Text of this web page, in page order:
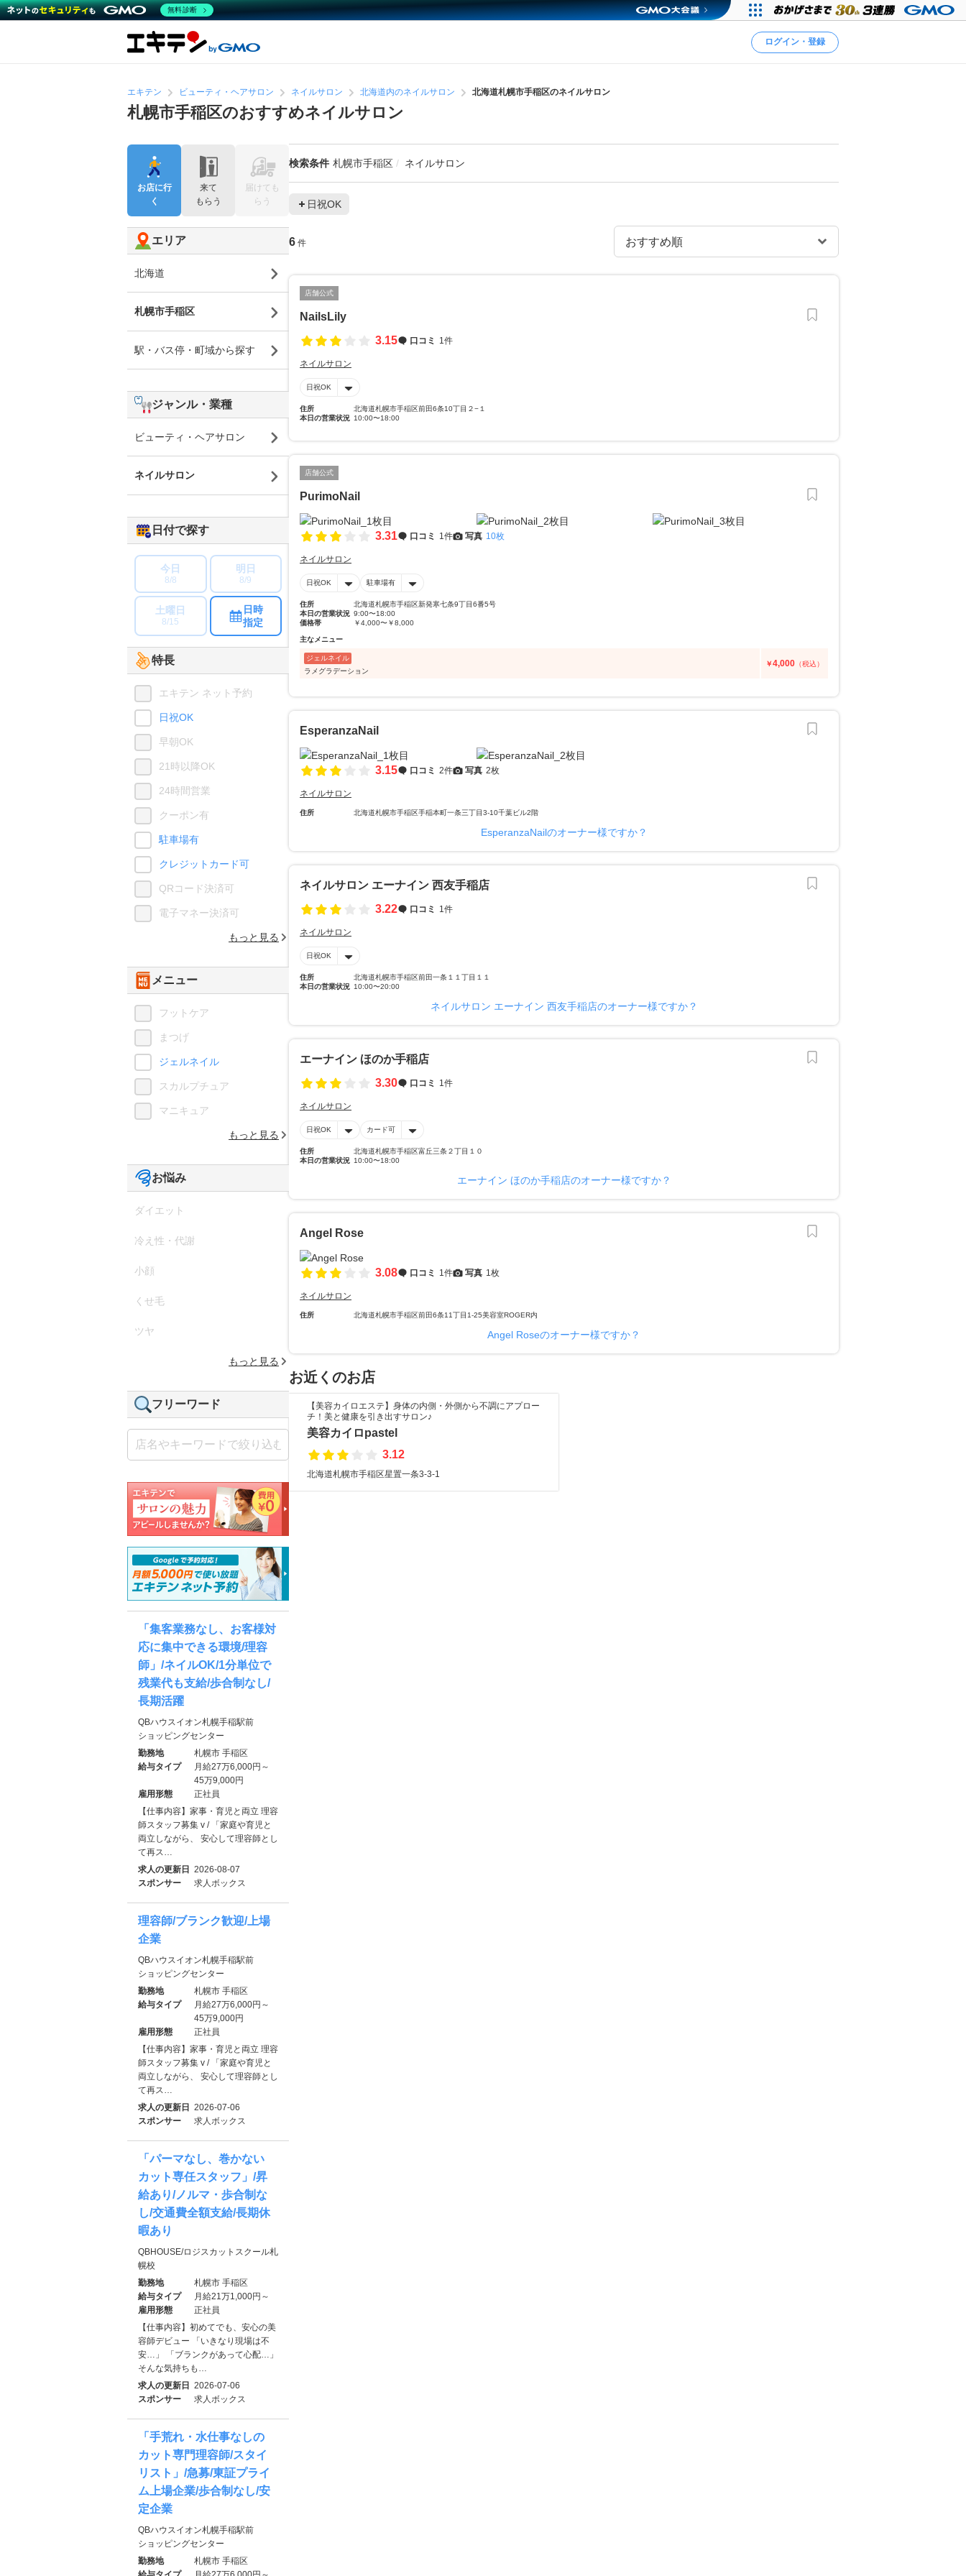
ログイン・登録
エキテン ビューティ・ヘアサロン ネイルサロン 北海道内のネイルサロン 北海道札幌市手稲区のネイルサロン
札幌市手稲区のおすすめネイルサロン
検索条件 札幌市手稲区 ネイルサロン
日祝OK
6 件
店舗公式
NailsLily
3.15
口コミ 1件
ネイルサロン
日祝OK
住所
北海道札幌市手稲区前田6条10丁目２−１
本日の営業状況 10:00〜18:00
店舗公式
PurimoNail
3.31 口コミ 1件 写真 10枚
ネイルサロン
日祝OK 駐車場有
住所
北海道札幌市手稲区新発寒七条9丁目6番5号
本日の営業状況 9:00〜18:00
価格帯
￥4,000〜￥8,000
主なメニュー
ジェルネイル
ラメグラデーション
￥4,000 （税込）
EsperanzaNail
3.15 口コミ 2件 写真 2枚
ネイルサロン
住所 北海道札幌市手稲区手稲本町一条三丁目3-10千葉ビル2階
EsperanzaNailのオーナー様ですか？
ネイルサロン エーナイン 西友手稲店
3.22
口コミ 1件
ネイルサロン
日祝OK
住所
北海道札幌市手稲区前田一条１１丁目１１
本日の営業状況 10:00〜20:00
ネイルサロン エーナイン 西友手稲店のオーナー様ですか？
エーナイン ほのか手稲店
3.30
口コミ 1件
ネイルサロン
日祝OK カード可
住所
北海道札幌市手稲区富丘三条２丁目１０
本日の営業状況 10:00〜18:00
エーナイン ほのか手稲店のオーナー様ですか？
Angel Rose
3.08 口コミ 1件 写真 1枚
ネイルサロン
住所 北海道札幌市手稲区前田6条11丁目1-25美容室ROGER内
Angel Roseのオーナー様ですか？
お近くのお店
【美容カイロエステ】身体の内側・外側から不調にアプロー
チ！美と健康を引き出すサロン♪
美容カイロpastel
3.12
北海道札幌市手稲区星置一条3-3-1
お店に行
く
来て
もらう
届けても
らう
エリア
北海道
札幌市手稲区
駅・バス停・町域から探す
ジャンル・業種
ビューティ・ヘアサロン
ネイルサロン
日付で探す
今日
8/8
明日
8/9
土曜日
8/15
日時
指定
特長
エキテン ネット予約
日祝OK
早朝OK
21時以降OK
24時間営業
クーポン有
駐車場有
クレジットカード可
QRコード決済可
電子マネー決済可
もっと見る
メニュー
フットケア
まつげ
ジェルネイル
スカルプチュア
マニキュア
もっと見る
お悩み
ダイエット
冷え性・代謝
小顔
くせ毛
ツヤ
もっと見る
フリーワード
「集客業務なし、お客様対
応に集中できる環境/理容
師」/ネイルOK/1分単位で
残業代も支給/歩合制なし/
長期活躍
QBハウスイオン札幌手稲駅前
ショッピングセンター
勤務地
札幌市 手稲区
給与タイプ
月給27万6,000円～
45万9,000円
雇用形態
正社員
【仕事内容】家事・育児と両立 理容
師スタッフ募集 v / 「家庭や育児と
両立しながら、 安心して理容師とし
て再ス…
求人の更新日 2026-08-07
スポンサー
求人ボックス
理容師/ブランク歓迎/上場
企業
QBハウスイオン札幌手稲駅前
ショッピングセンター
勤務地
札幌市 手稲区
給与タイプ
月給27万6,000円～
45万9,000円
雇用形態
正社員
【仕事内容】家事・育児と両立 理容
師スタッフ募集 v / 「家庭や育児と
両立しながら、 安心して理容師とし
て再ス…
求人の更新日 2026-07-06
スポンサー
求人ボックス
「パーマなし、巻かない
カット専任スタッフ」/昇
給あり/ノルマ・歩合制な
し/交通費全額支給/長期休
暇あり
QBHOUSE/ロジスカットスクール札
幌校
勤務地
札幌市 手稲区
給与タイプ
月給21万1,000円～
雇用形態
正社員
【仕事内容】初めてでも、安心の美
容師デビュー 「いきなり現場は不
安…」 「ブランクがあって心配…」
そんな気持ちも…
求人の更新日 2026-07-06
スポンサー
求人ボックス
「手荒れ・水仕事なしの
カット専門理容師/スタイ
リスト」/急募/東証プライ
ム上場企業/歩合制なし/安
定企業
QBハウスイオン札幌手稲駅前
ショッピングセンター
勤務地
札幌市 手稲区
無料診断